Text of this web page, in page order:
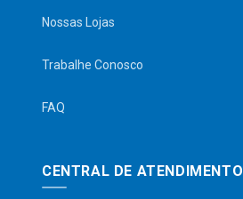
Nossas Lojas
Trabalhe Conosco
FAQ
CENTRAL DE ATENDIMENTO